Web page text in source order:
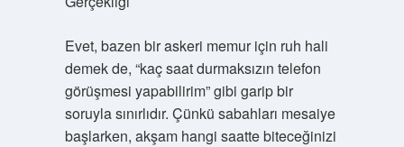
Evet, bazen bir askeri memur için ruh hali
demek de, “kaç saat durmaksızın telefon
görüşmesi yapabilirim” gibi garip bir
soruyla sınırlıdır. Çünkü sabahları mesaiye
başlarken, akşam hangi saatte biteceğinizi